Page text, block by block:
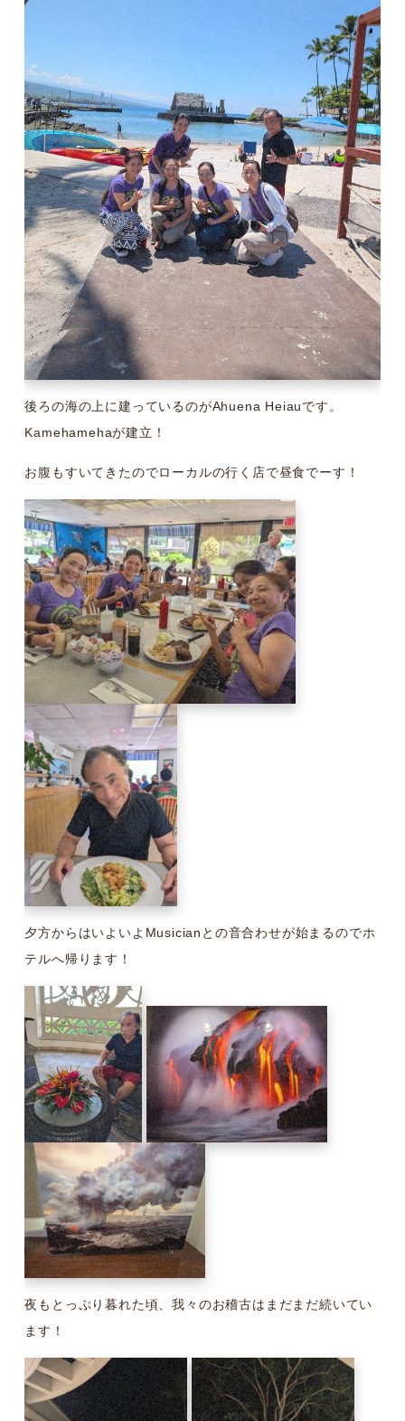
後ろの海の上に建っているのがAhuena Heiauです。
Kamehamehaが建立！
お腹もすいてきたのでローカルの行く店で昼食でーす！
夕方からはいよいよMusicianとの音合わせが始まるのでホ
テルへ帰ります！
夜もとっぷり暮れた頃、我々のお稽古はまだまだ続いてい
ます！